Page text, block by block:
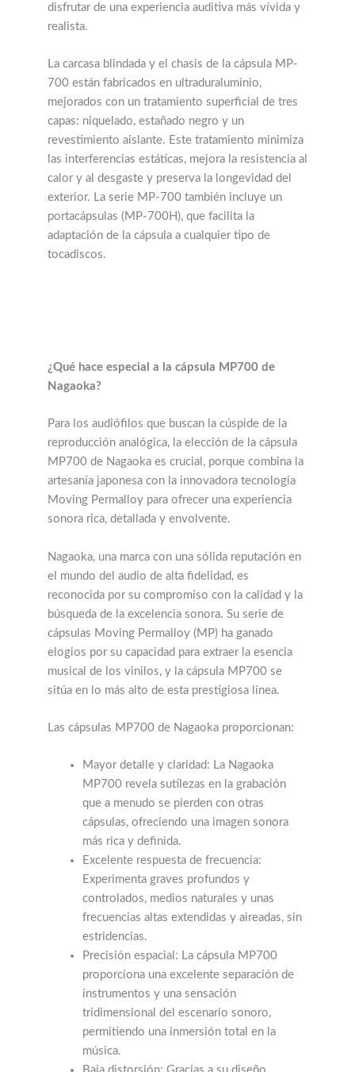
disfrutar de una experiencia auditiva más vívida y
realista.
La carcasa blindada y el chasis de la cápsula MP-
700 están fabricados en ultraduraluminio,
mejorados con un tratamiento superficial de tres
capas: niquelado, estañado negro y un
revestimiento aislante. Este tratamiento minimiza
las interferencias estáticas, mejora la resistencia al
calor y al desgaste y preserva la longevidad del
exterior. La serie MP-700 también incluye un
portacápsulas (MP-700H), que facilita la
adaptación de la cápsula a cualquier tipo de
tocadiscos.
¿Qué hace especial a la cápsula MP700 de
Nagaoka?
Para los audiófilos que buscan la cúspide de la
reproducción analógica, la elección de la cápsula
MP700 de Nagaoka es crucial, porque combina la
artesanía japonesa con la innovadora tecnología
Moving Permalloy para ofrecer una experiencia
sonora rica, detallada y envolvente.
Nagaoka, una marca con una sólida reputación en
el mundo del audio de alta fidelidad, es
reconocida por su compromiso con la calidad y la
búsqueda de la excelencia sonora. Su serie de
cápsulas Moving Permalloy (MP) ha ganado
elogios por su capacidad para extraer la esencia
musical de los vinilos, y la cápsula MP700 se
sitúa en lo más alto de esta prestigiosa línea.
Las cápsulas MP700 de Nagaoka proporcionan:
Mayor detalle y claridad: La Nagaoka
MP700 revela sutilezas en la grabación
que a menudo se pierden con otras
cápsulas, ofreciendo una imagen sonora
más rica y definida.
Excelente respuesta de frecuencia:
Experimenta graves profundos y
controlados, medios naturales y unas
frecuencias altas extendidas y aireadas, sin
estridencias.
Precisión espacial: La cápsula MP700
proporciona una excelente separación de
instrumentos y una sensación
tridimensional del escenario sonoro,
permitiendo una inmersión total en la
música.